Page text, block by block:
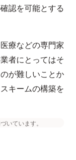
認を可能とする
療などの専門家
者にとってはそ
が難しいことか
キームの構築を
いています。